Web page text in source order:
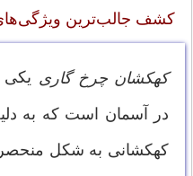
کشف جالب‌ترین
کهکشان چرخ گاری یکی
در آسمان است که به
کهکشانی به شکل